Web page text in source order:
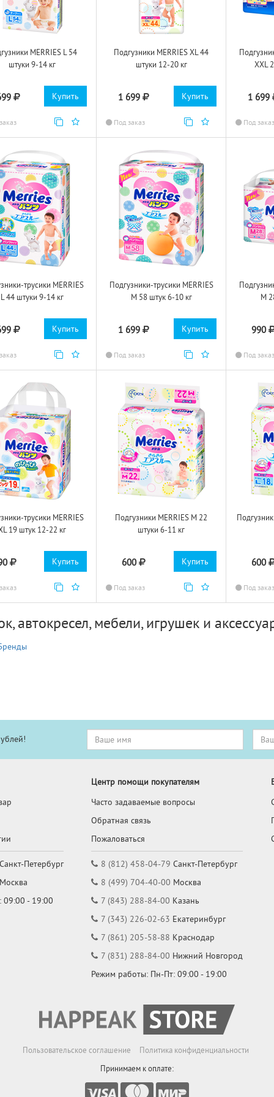
MERRIES L 54
штуки 9-14 кг
Купить
Подгузники MERRIES XL 44
штуки 12-20 кг
1 699
Под заказ
Купить
XXL
1 699
Под
трусики MERRIES
L 44 штуки 9-14 кг
Купить
Подгузники-трусики MERRIES
M 58 штук 6-10 кг
1 699
Под заказ
Купить
M
990
Под
трусики MERRIES
19 штук 12-22 кг
Купить
Подгузники MERRIES M 22
штуки 6-11 кг
600
Под заказ
Купить 600
Под
автокресел, мебели, игрушек и
Петербург
- 19:00
Центр помощи покупателям
Часто задаваемые вопросы
Обратная связь
Пожаловаться
8 (812) 458-04-79 Санкт-Петербург
8 (499) 704-40-00 Москва
7 (843) 288-84-00 Казань
7 (343) 226-02-63 Екатеринбург
7 (861) 205-58-88 Краснодар
7 (831) 288-84-00 Нижний Новгород
Режим работы: Пн-Пт: 09:00 - 19:00
Пользовательское соглашение
Политика конфиденциальности
Принимаем к оплате: